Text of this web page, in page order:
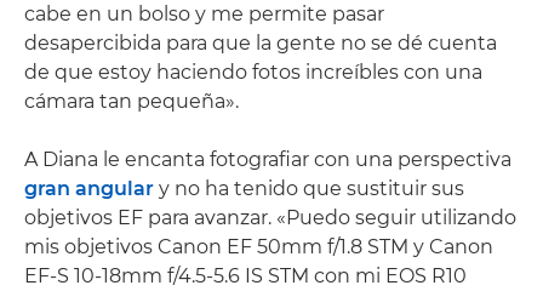
cabe en un bolso y me permite pasar
desapercibida para que la gente no se dé cuenta
de que estoy haciendo fotos increíbles con una
cámara tan pequeña».
A Diana le encanta fotografiar con una perspectiva
gran angular y no ha tenido que sustituir sus
objetivos EF para avanzar. «Puedo seguir utilizando
mis objetivos Canon EF 50mm f/1.8 STM y Canon
EF-S 10-18mm f/4.5-5.6 IS STM con mi EOS R10